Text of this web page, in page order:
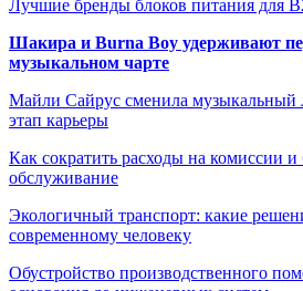
Лучшие бренды блоков питания для
Шакира и Burna Boy удерживают
музыкальном чарте
Майли Сайрус сменила музыкальный
этап карьеры
Как сократить расходы на комиссии и
обслуживание
Экологичный транспорт: какие
современному человеку
Обустройство производственного